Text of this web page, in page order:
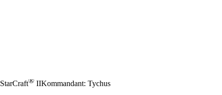
StarCraft® IIKommandant: Tychus